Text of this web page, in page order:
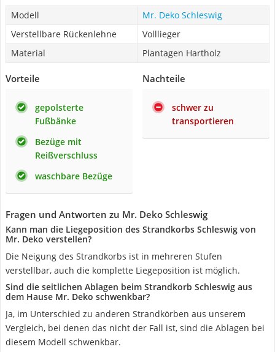
Modell
Mr. Deko Schleswig
Verstellbare Rückenlehne
Volllieger
Material
Plantagen Hartholz
Vorteile
gepolsterte
Fußbänke
Bezüge mit
Reißverschluss
waschbare Bezüge
Nachteile
schwer zu
transportieren
Fragen und Antworten zu Mr. Deko Schleswig
Kann man die Liegeposition des Strandkorbs Schleswig von
Mr. Deko verstellen?
Die Neigung des Strandkorbs ist in mehreren Stufen
verstellbar, auch die komplette Liegeposition ist möglich.
Sind die seitlichen Ablagen beim Strandkorb Schleswig aus
dem Hause Mr. Deko schwenkbar?
Ja, im Unterschied zu anderen Strandkörben aus unserem
Vergleich, bei denen das nicht der Fall ist, sind die Ablagen bei
diesem Modell schwenkbar.